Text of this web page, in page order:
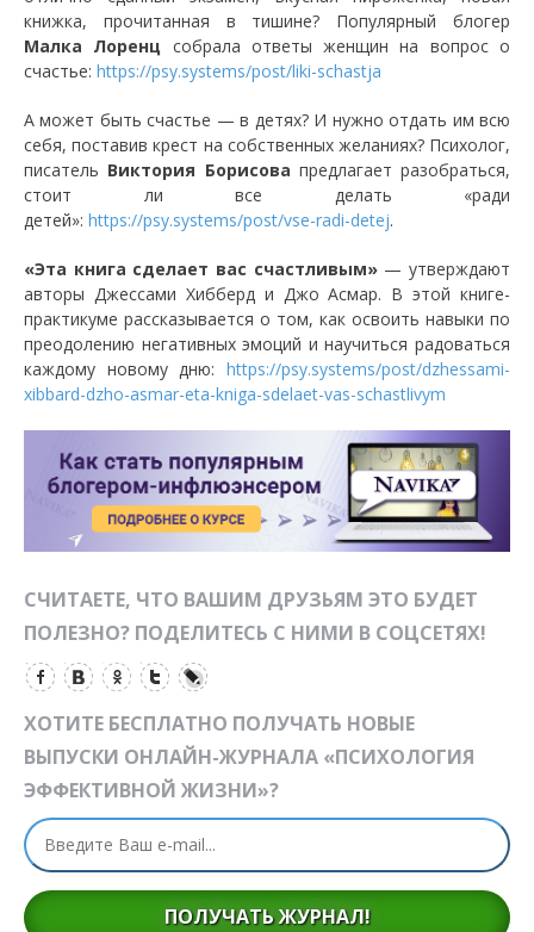
книжка, прочитанная в тишине? Популярный блогер
Малка Лоренц собрала ответы женщин на вопрос о
счастье: https://psy.systems/post/liki-schastja
А может быть счастье — в детях? И нужно отдать им всю
себя, поставив крест на собственных желаниях? Психолог,
писатель Виктория Борисова предлагает разобраться,
стоит ли все делать «ради
детей»: https://psy.systems/post/vse-radi-detej.
«Эта книга сделает вас счастливым»— утверждают
авторы Джессами Хибберд и Джо Асмар. В этой книге-
практикуме рассказывается о том, как освоить навыки по
преодолению негативных эмоций и научиться радоваться
каждому новому дню: https://psy.systems/post/dzhessami-
xibbard-dzho-asmar-eta-kniga-sdelaet-vas-schastlivym
СЧИТАЕТЕ, ЧТО ВАШИМ ДРУЗЬЯМ ЭТО БУДЕТ
ПОЛЕЗНО? ПОДЕЛИТЕСЬ С НИМИ В СОЦСЕТЯХ!
ХОТИТЕ БЕСПЛАТНО ПОЛУЧАТЬ НОВЫЕ
ВЫПУСКИ ОНЛАЙН-ЖУРНАЛА «ПСИХОЛОГИЯ
ЭФФЕКТИВНОЙ ЖИЗНИ»?
ПОЛУЧАТЬ ЖУРНАЛ!